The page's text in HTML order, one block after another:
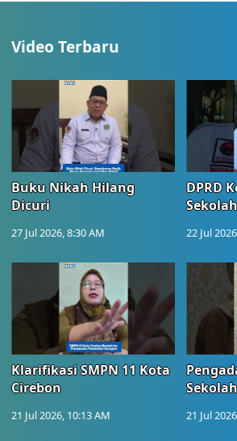
Video Terbaru
Buku Nikah Hilang
Dicuri
27 Jul 2026, 8:30 AM
DPRD
Sekolah
22 Jul
Klarifikasi SMPN 11 Kota
Cirebon
21 Jul 2026, 10:13 AM 21 Jul